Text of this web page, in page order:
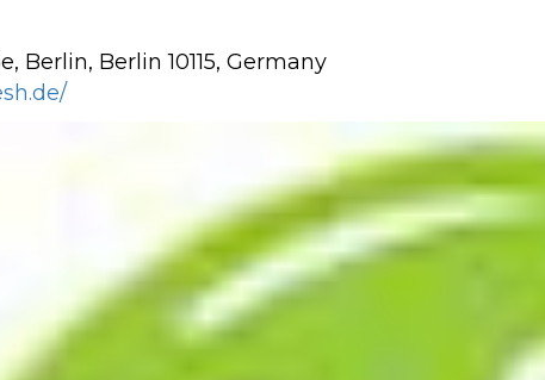
Berlin, Berlin 10115, Germany